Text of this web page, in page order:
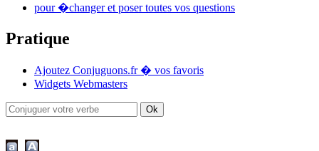
pour �changer et poser toutes vos questions
Pratique
Ajoutez Conjuguons.fr � vos favoris
Widgets Webmasters